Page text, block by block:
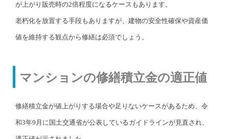
が上がり販売時の2倍程度になるケースもあります。
老朽化を放置する手段もありますが、建物の安全性確保や資産価
値を維持する観点から修繕は必須でしょう。
マンションの修繕積立金の適正値
修繕積立金が値上がりする場合や足りないケースがあるため、令
和3年9月に国土交通省が公表しているガイドラインが見直され、